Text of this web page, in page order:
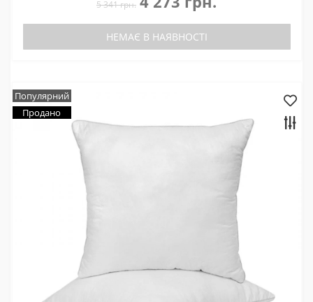
5 341 грн.
НЕМАЄ В НАЯВНОСТІ
Популярний
Продано